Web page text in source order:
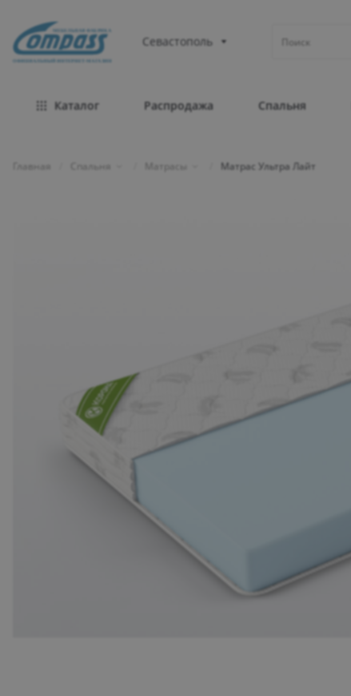
МЕБЕЛЬНАЯ ФАБРИКА
ОФИЦИАЛЬНЫЙ ИНТЕРНЕТ-МАГАЗИН
Севастополь
Каталог Распродажа Спальня
Главная Матрасы Матрас Ультра Лайт